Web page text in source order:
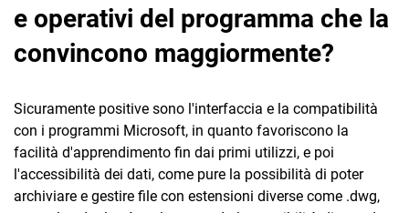
e operativi del programma che la
convincono maggiormente?
Sicuramente positive sono l'interfaccia e la compatibilità
con i programmi Microsoft, in quanto favoriscono la
facilità d'apprendimento fin dai primi utilizzi, e poi
l'accessibilità dei dati, come pure la possibilità di poter
archiviare e gestire file con estensioni diverse come .dwg,